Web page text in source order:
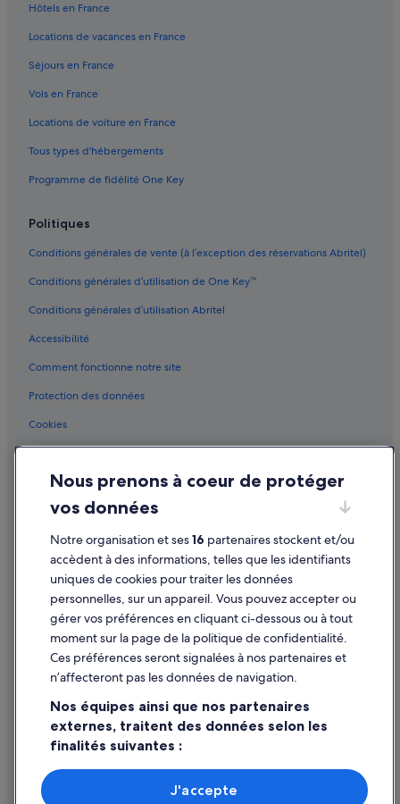
Gare de Toulouse-Matabiau : Maison d’hôtes
Gare de Toulouse-Matabiau : hôtels à proximité
Gare de Toulouse-Matabiau : Maisons de ville
Gare de Toulouse-Matabiau : Palaces
Gare de Toulouse-Matabiau : Motels
Gare de Toulouse-Matabiau : Pousadas
Gare de Toulouse-Matabiau : Ranchs
Gare de Toulouse-Matabiau : Résidences de vacances
Gare de Toulouse-Matabiau : Complexes hôteliers
Gare de Toulouse-Matabiau : Riads
Gare de Toulouse-Matabiau : Ryokans
Guilhemery : hôtels Hôtels pas chers
Guilhemery : hôtels
Marengo - Jolimont : hôtels
Matabiau : hôtels
Place du Capitole : hôtels à proximité
Place Saint-Georges : hôtels à proximité
Quartier du Capitole : hôtels Hôtels historiques
Quartier du Capitole : hôtels
Quartier Victor Hugo : hôtels
Roseraie : hôtels
Saint-Georges : hôtels
Soupetard : hôtels
Station de métro Argoulets : hôtels à proximité
Station de métro Balma–Gramont : Appart’hôtels
Hôtels en France
Locations de vacances en France
Séjours en France
Vols en France
Locations de voiture en France
Tous types d'hébergements
Programme de fidélité One Key
Politiques
Conditions générales de vente (à l’exception des réservations Abritel)
Conditions générales d’utilisation de One Key™
Conditions générales d’utilisation Abritel
Accessibilité
Comment fonctionne notre site
Protection des données
Cookies
Mentions légales / Nous contacter
Directives de contenu et signalement de contenus
Aide
Assistance
Annuler votre vol
Annuler une réservation d'hôtel ou de location de vacances
Délais de remboursement
Documents de voyage internationaux
Nous prenons à coeur de protéger
vos données
Notre organisation et ses16 partenaires stockent et/ou
accèdent à des informations, telles que les identifiants
uniques de cookies pour traiter les données
personnelles, sur un appareil. Vous pouvez accepter ou
gérer vos préférences en cliquant ci-dessous ou à tout
moment sur la page de la politique de confidentialité.
Ces préférences seront signalées à nos partenaires et
n’affecteront pas les données de navigation.
Nos équipes ainsi que nos partenaires
externes, traitent des données selon les
finalités suivantes :
Utiliser des données de géolocalisation précises. Analyser
activement les caractéristiques de l’appareil pour
J'accepte